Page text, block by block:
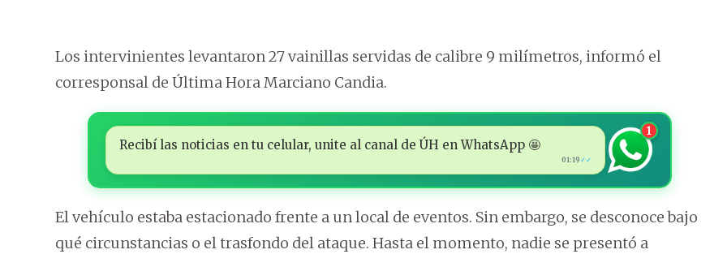
Los intervinientes levantaron 27 vainillas servidas de calibre 9 milímetros, informó el
corresponsal de Última Hora Marciano Candia.
Recibí las noticias en tu celular, unite al canal de ÚH en WhatsApp 🤩
01:19 ✓✓
1
El vehículo estaba estacionado frente a un local de eventos. Sin embargo, se desconoce bajo
qué circunstancias o el trasfondo del ataque. Hasta el momento, nadie se presentó a